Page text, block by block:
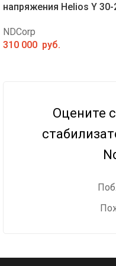
напряжения Helios Y 30-
NDCorp
310 000 руб.
Оцените